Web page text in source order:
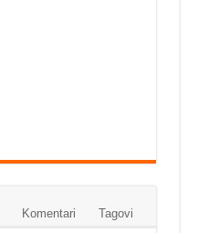
Komentari Tagovi